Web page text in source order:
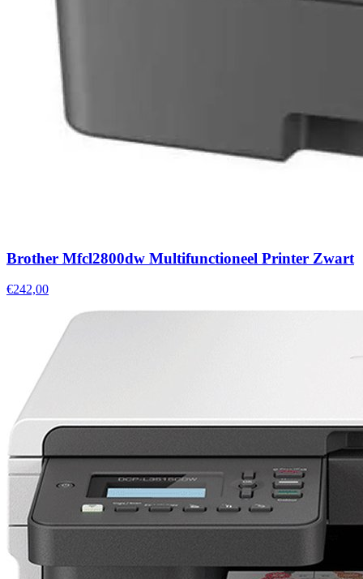
Brother Mfcl2800dw Multifunctioneel Printer Zwart
€242,00